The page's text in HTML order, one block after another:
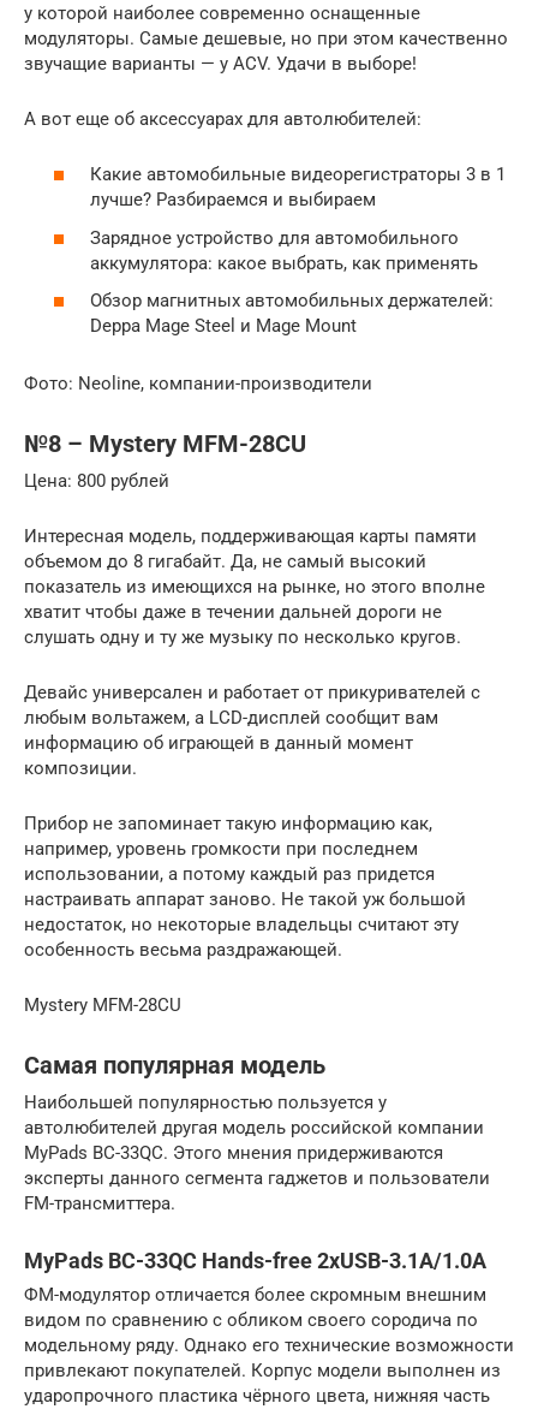
у которой наиболее современно оснащенные
модуляторы. Самые дешевые, но при этом качественно
звучащие варианты — у ACV. Удачи в выборе!
А вот еще об аксессуарах для автолюбителей:
Какие автомобильные видеорегистраторы 3 в 1
лучше? Разбираемся и выбираем
Зарядное устройство для автомобильного
аккумулятора: какое выбрать, как применять
Обзор магнитных автомобильных держателей:
Deppa Mage Steel и Mage Mount
Фото: Neoline, компании-производители
№8 – Mystery MFM-28CU
Цена: 800 рублей
Интересная модель, поддерживающая карты памяти
объемом до 8 гигабайт. Да, не самый высокий
показатель из имеющихся на рынке, но этого вполне
хватит чтобы даже в течении дальней дороги не
слушать одну и ту же музыку по несколько кругов.
Девайс универсален и работает от прикуривателей с
любым вольтажем, а LCD-дисплей сообщит вам
информацию об играющей в данный момент
композиции.
Прибор не запоминает такую информацию как,
например, уровень громкости при последнем
использовании, а потому каждый раз придется
настраивать аппарат заново. Не такой уж большой
недостаток, но некоторые владельцы считают эту
особенность весьма раздражающей.
Mystery MFM-28CU
Самая популярная модель
Наибольшей популярностью пользуется у
автолюбителей другая модель российской компании
MyPads BC-33QC. Этого мнения придерживаются
эксперты данного сегмента гаджетов и пользователи
FM-трансмиттера.
MyPads BC-33QC Hands-free 2xUSB-3.1A/1.0A
ФМ-модулятор отличается более скромным внешним
видом по сравнению с обликом своего сородича по
модельному ряду. Однако его технические возможности
привлекают покупателей. Корпус модели выполнен из
ударопрочного пластика чёрного цвета, нижняя часть